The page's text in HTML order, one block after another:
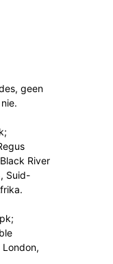
geen
River
Suid-
London,